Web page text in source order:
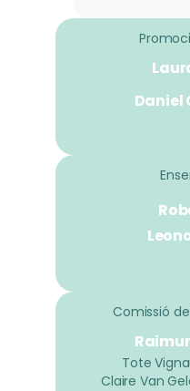
Daniel
Comissió
Tote
Claire Van